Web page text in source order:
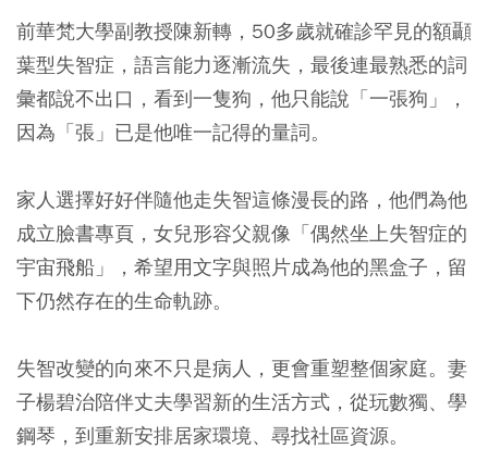
前華梵大學副教授陳新轉，50多歲就確診罕見的額顳
葉型失智症，語言能力逐漸流失，最後連最熟悉的詞
彙都說不出口，看到一隻狗，他只能說「一張狗」，
因為「張」已是他唯一記得的量詞。
家人選擇好好伴隨他走失智這條漫長的路，他們為他
成立臉書專頁，女兒形容父親像「偶然坐上失智症的
宇宙飛船」，希望用文字與照片成為他的黑盒子，留
下仍然存在的生命軌跡。
失智改變的向來不只是病人，更會重塑整個家庭。妻
子楊碧治陪伴丈夫學習新的生活方式，從玩數獨、學
鋼琴，到重新安排居家環境、尋找社區資源。